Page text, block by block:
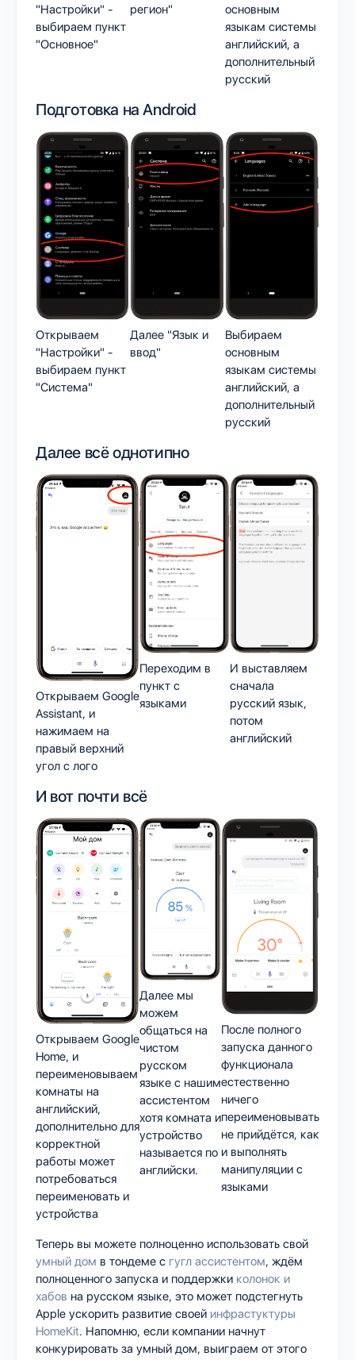
"Настройки" -
выбираем пункт
"Основное"
регион"
основным
языкам системы
английский, а
дополнительный
русский
Подготовка на Android
Открываем
"Настройки" -
выбираем пункт
"Система"
Далее "Язык и
ввод"
Выбираем
основным
языкам системы
английский, а
дополнительный
русский
Далее всё однотипно
Открываем Google
Assistant, и
нажимаем на
правый верхний
угол с лого
Переходим в
пункт с
языками
И выставляем
сначала
русский язык,
потом
английский
И вот почти всё
Открываем Google
Home, и
переименовываем
комнаты на
английский,
дополнительно для
корректной
работы может
потребоваться
переименовать и
устройства
Далее мы
можем
общаться на
чистом
русском
языке с нашим
ассистентом
хотя комната и
устройство
называется по
английски.
После полного
запуска данного
функционала
естественно
ничего
переименовывать
не прийдётся, как
и выполнять
манипуляции с
языками
Теперь вы можете полноценно использовать свой
умный дом в тондеме с гугл ассистентом, ждём
полноценного запуска и поддержки колонок и
хабов на русском языке, это может подстегнуть
Apple ускорить развитие своей инфрастуктуры
HomeKit. Напомню, если компании начнут
конкурировать за умный дом, выиграем от этого